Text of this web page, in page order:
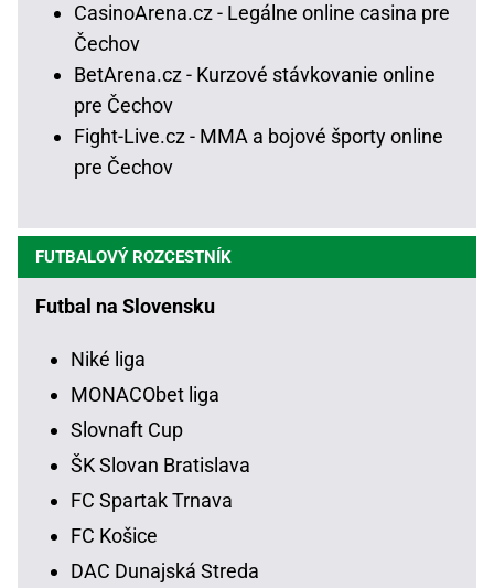
CasinoArena.cz - Legálne online casina pre
Čechov
BetArena.cz - Kurzové stávkovanie online
pre Čechov
Fight-Live.cz - MMA a bojové športy online
pre Čechov
FUTBALOVÝ ROZCESTNÍK
Futbal na Slovensku
Niké liga
MONACObet liga
Slovnaft Cup
ŠK Slovan Bratislava
FC Spartak Trnava
FC Košice
DAC Dunajská Streda